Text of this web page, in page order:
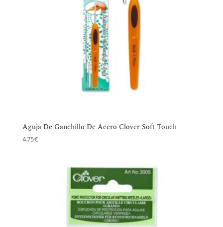
Aguja De Ganchillo De Acero Clover Soft Touch
4.75€